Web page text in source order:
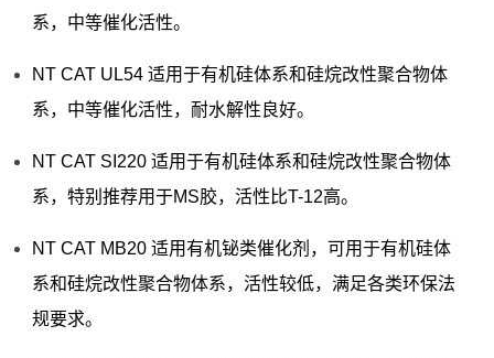
系，中等催化活性。
NT CAT UL54 适用于有机硅体系和硅烷改性聚合物体
系，中等催化活性，耐水解性良好。
NT CAT SI220 适用于有机硅体系和硅烷改性聚合物体
系，特别推荐用于MS胶，活性比T-12高。
NT CAT MB20 适用有机铋类催化剂，可用于有机硅体
系和硅烷改性聚合物体系，活性较低，满足各类环保法
规要求。